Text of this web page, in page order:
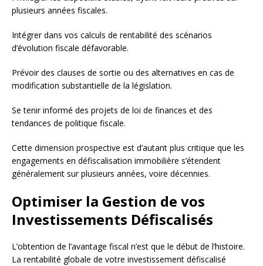
plusieurs années fiscales.
Intégrer dans vos calculs de rentabilité des scénarios
d’évolution fiscale défavorable.
Prévoir des clauses de sortie ou des alternatives en cas de
modification substantielle de la législation.
Se tenir informé des projets de loi de finances et des
tendances de politique fiscale.
Cette dimension prospective est d’autant plus critique que les
engagements en défiscalisation immobilière s’étendent
généralement sur plusieurs années, voire décennies.
Optimiser la Gestion de vos
Investissements Défiscalisés
L’obtention de l’avantage fiscal n’est que le début de l’histoire.
La rentabilité globale de votre investissement défiscalisé